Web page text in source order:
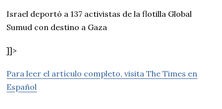
Israel deportó a 137 activistas de la flotilla Global
Sumud con destino a Gaza
]]>
Para leer el artículo completo, visita The Times en
Español